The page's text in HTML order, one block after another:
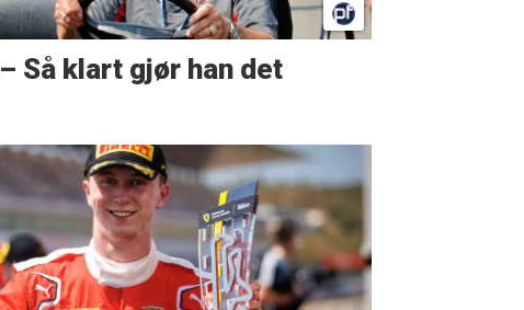
– Så klart gjør han det